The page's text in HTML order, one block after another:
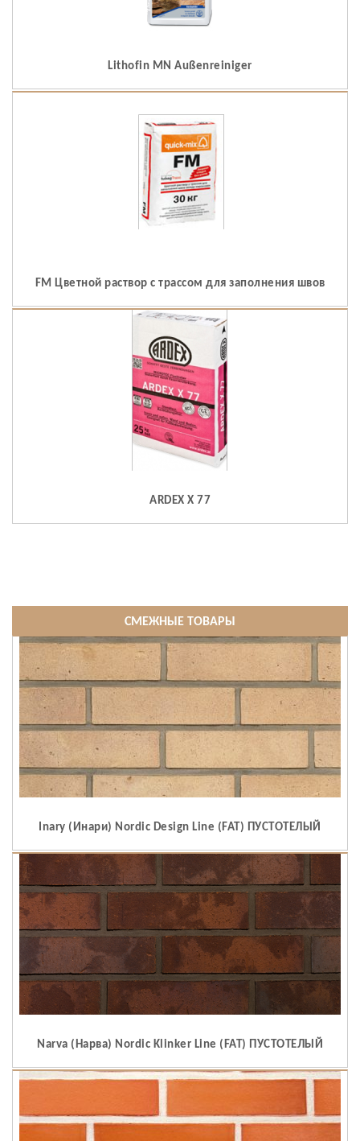
Lithofin MN Außenreiniger
FM Цветной раствор с трассом для заполнения швов
ARDEX X 77
СМЕЖНЫЕ ТОВАРЫ
Inary (Инари) Nordic Design Line (FAT) ПУСТОТЕЛЫЙ
Narva (Нарва) Nordic Klinker Line (FAT) ПУСТОТЕЛЫЙ